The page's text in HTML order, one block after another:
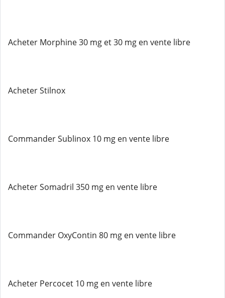
Acheter Morphine 30 mg et 30 mg en vente libre
Acheter Stilnox
Commander Sublinox 10 mg en vente libre
Acheter Somadril 350 mg en vente libre
Commander OxyContin 80 mg en vente libre
Acheter Percocet 10 mg en vente libre